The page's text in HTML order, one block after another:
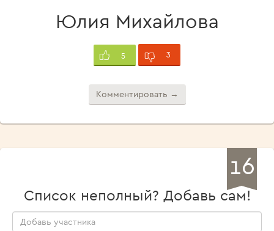
Юлия Михайлова
5 3
Комментировать →
16
Список неполный? Добавь сам!